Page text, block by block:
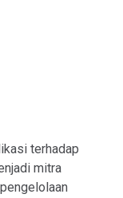
terhadap
mitra